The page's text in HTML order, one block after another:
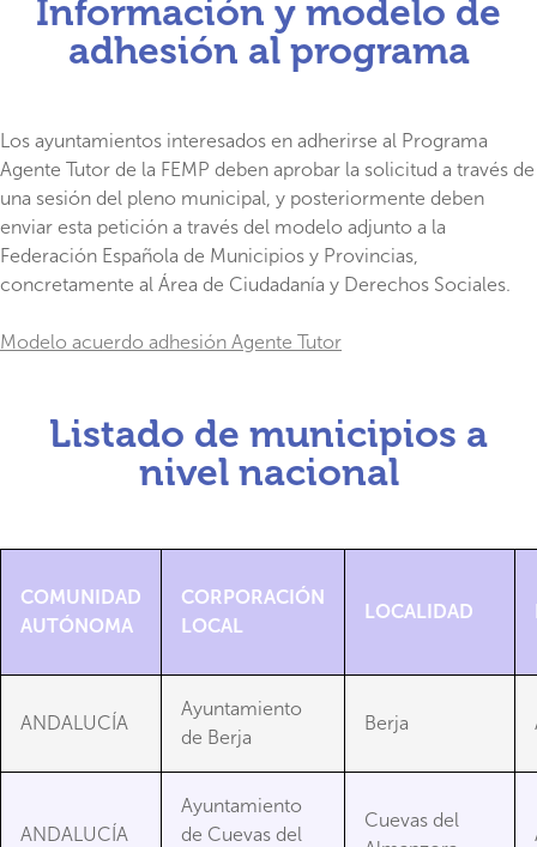
Información y modelo de
adhesión al programa
Los ayuntamientos interesados en adherirse al Programa
Agente Tutor de la FEMP deben aprobar la solicitud a través de
una sesión del pleno municipal, y posteriormente deben
enviar esta petición a través del modelo adjunto a la
Federación Española de Municipios y Provincias,
concretamente al Área de Ciudadanía y Derechos Sociales.
Modelo acuerdo adhesión Agente Tutor
Listado de municipios a
nivel nacional
COMUNIDAD
AUTÓNOMA
CORPORACIÓN
LOCAL
LOCALIDAD
ANDALUCÍA
Ayuntamiento
de Berja
Berja
ANDALUCÍA
Ayuntamiento
de Cuevas del
Cuevas del